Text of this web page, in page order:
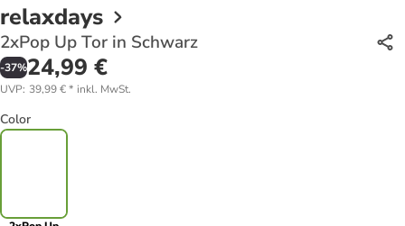
relaxdays
2xPop Up Tor in Schwarz
-37%24,99 €
UVP: 39,99 €* inkl. MwSt.
Color